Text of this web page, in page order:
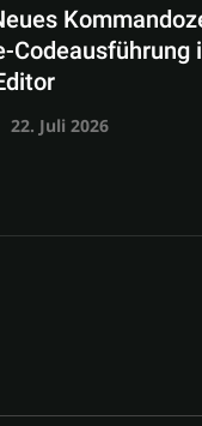
Codeausführung
22. Juli 2026